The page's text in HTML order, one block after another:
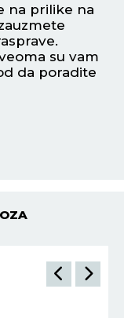
na prilike na
su vam
da poradite